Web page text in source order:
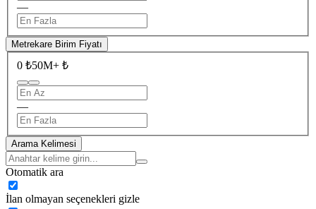
—
Metrekare Birim Fiyatı
0 ₺50M+ ₺
—
Arama Kelimesi
Otomatik ara
İlan olmayan seçenekleri gizle